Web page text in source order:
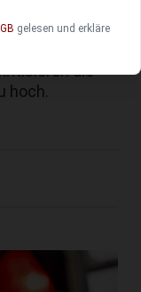
28.000
die
hoch.
gelesen und erkläre